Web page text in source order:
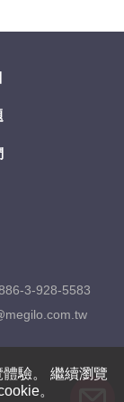
驗。 繼續瀏覽
。
3-928-5583